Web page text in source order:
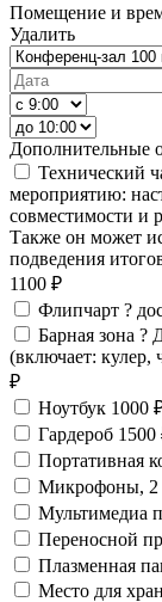
Помещение и
Удалить
Дополнительные
Технический
мероприятию:
совместимости и
Также он может
подведения
1100 ₽
Флипчарт ?
Барная зона ?
(включает:
₽
Ноутбук 1000
Гардероб 1500
Портативная
Микрофоны, 2
Мультимедиа
Переносной
Плазменная
Место для